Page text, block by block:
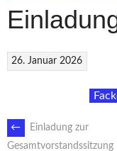
26. Januar 2026
ARTIKEL-
←
Einladung zur
Gesamtvorstandssitzung